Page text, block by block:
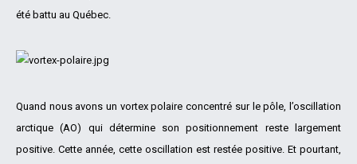
été battu au Québec.
Quand nous avons un vortex polaire concentré sur le pôle, l’oscillation
arctique (AO) qui détermine son positionnement reste largement
positive. Cette année, cette oscillation est restée positive. Et pourtant,